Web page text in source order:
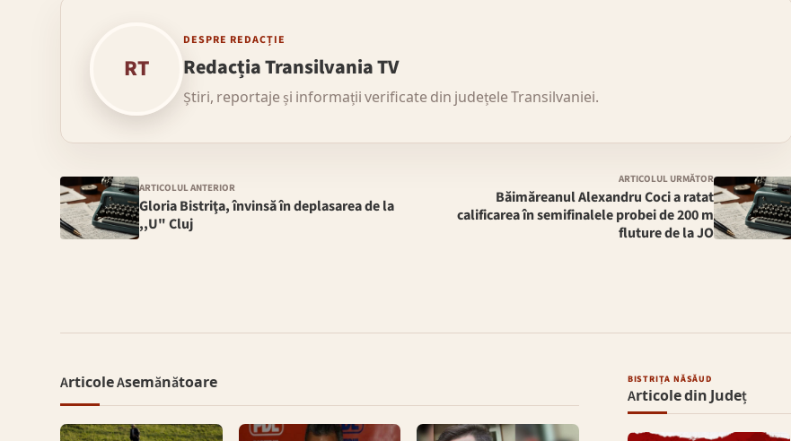
RT
DESPRE REDACȚIE
Redacția Transilvania TV
Știri, reportaje și informații verificate din județele Transilvaniei.
ARTICOLUL ANTERIOR
Gloria Bistriţa, învinsă în deplasarea de la
,,U" Cluj
ARTICOLUL URMĂTOR
Băimăreanul Alexandru Coci a ratat
calificarea în semifinalele probei de 200 m
fluture de la JO
Articole Asemănătoare BISTRIȚA NĂSĂUD
Articole din Județ